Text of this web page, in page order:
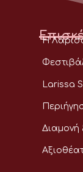
Η
Larissa
Διαμονή